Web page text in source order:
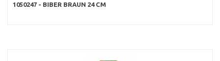
1050247 - BIBER BRAUN 24 CM